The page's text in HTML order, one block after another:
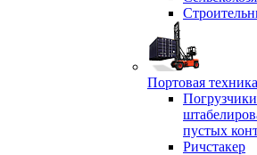
Портовая
пустых
Ричстакер